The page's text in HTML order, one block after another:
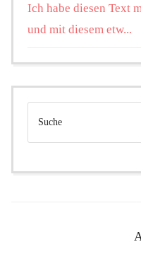
Ich habe diesen Text
und mit diesem etw...